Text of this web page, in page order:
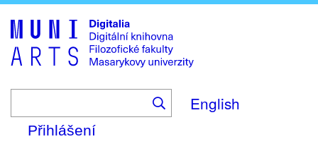
to
main
content
English
Přihlášení